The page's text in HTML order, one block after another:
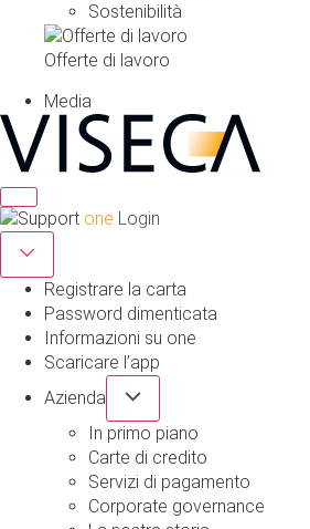
Sostenibilità
Offerte di lavoro
Media
one Login
Registrare la carta
Password dimenticata
Informazioni su one
Scaricare l’app
Azienda
In primo piano
Carte di credito
Servizi di pagamento
Corporate governance